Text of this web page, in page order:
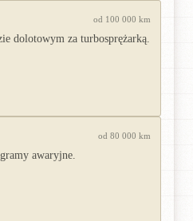
od 100 000 km
dolotowym za turbosprężarką.
od 80 000 km
awaryjne.